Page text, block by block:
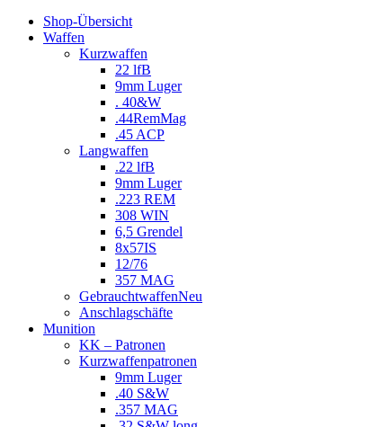
Shop-Übersicht
Waffen
Kurzwaffen
22 lfB
9mm Luger
. 40&W
.44RemMag
.45 ACP
Langwaffen
.22 lfB
9mm Luger
.223 REM
308 WIN
6,5 Grendel
8x57IS
12/76
357 MAG
GebrauchtwaffenNeu
Anschlagschäfte
Munition
KK – Patronen
Kurzwaffenpatronen
9mm Luger
.40 S&W
.357 MAG